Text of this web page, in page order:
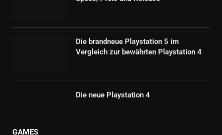
Die brandneue Playstation 5 im
Vergleich zur bewährten Playstation 4
Die neue Playstation 4
GAMES